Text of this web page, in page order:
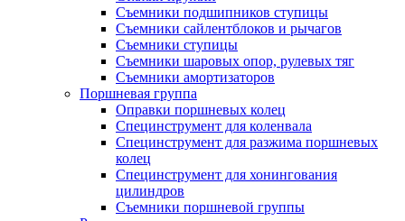
Съемники подшипников ступицы
Съемники сайлентблоков и рычагов
Съемники ступицы
Съемники шаровых опор, рулевых тяг
Съемники амортизаторов
Поршневая группа
Оправки поршневых колец
Специнструмент для коленвала
Специнструмент для разжима поршневых
колец
Специнструмент для хонингования
цилиндров
Съемники поршневой группы